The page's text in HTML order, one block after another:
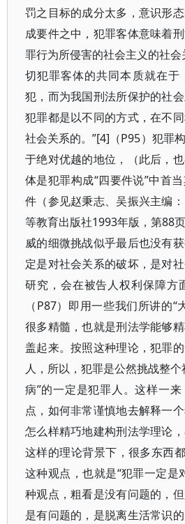
罚之目标的成分太多，意识形
成要件之中，犯罪客体意味着
罪行为所侵害的社会主义的社会
切犯罪客体的共同本质就在于
犯，而为我国刑法所保护的社
犯罪都是以不同的方式，在不
社会关系的。”[4]（P95）犯罪
于绝对优越的地位，（此后，
体是犯罪构成“四要件说”中首
件（参见赵秉志、吴振兴主编
等教育出版社1993年版，第88
威的细微挑战似乎最后也没有
定是对社会关系的破坏，是对
研究，会在被告人权利保障方
（P87）即用一些我们所讲的“
很多精髓，也就是刑法学能够
盖起来。按照这种理论，犯罪
人，所以，犯罪是公然挑战整
病”的一定是犯罪人。这样一
点，如何非常谨慎地去解释一
怎么样精巧地建构刑法学理论
这样的理论背景下，很多东西
这种观点，也就是“犯罪一定是
种观点，粗看是没有问题的，
是有问题的，是脱离生活常识